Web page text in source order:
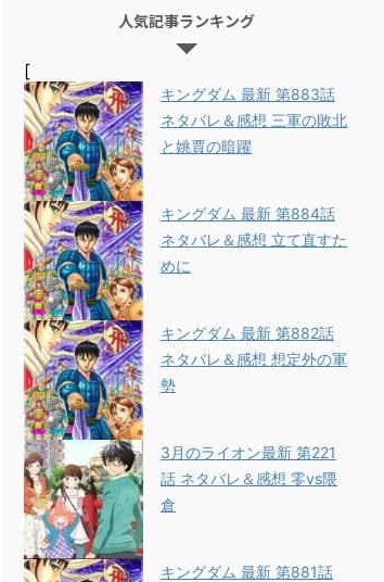
人気記事ランキング
[
キングダム 最新 第883話
ネタバレ＆感想 三軍の敗北
と姚賈の暗躍
キングダム 最新 第884話
ネタバレ＆感想 立て直すた
めに
キングダム 最新 第882話
ネタバレ＆感想 想定外の軍
勢
3月のライオン最新 第221
話 ネタバレ＆感想 零vs隈
倉
キングダム 最新 第881話